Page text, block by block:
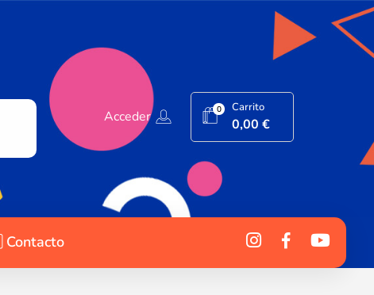
Acceder 0 Carrito
0,00€
Contacto